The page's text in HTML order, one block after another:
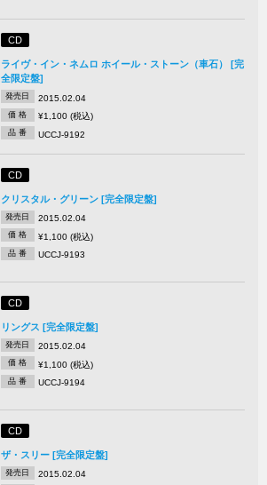
CD
ライヴ・イン・ネムロ ホイール・ストーン（車石） [完
全限定盤]
発売日 2015.02.04
価 格 ¥1,100 (税込)
品 番 UCCJ-9192
CD
クリスタル・グリーン [完全限定盤]
発売日 2015.02.04
価 格 ¥1,100 (税込)
品 番 UCCJ-9193
CD
リングス [完全限定盤]
発売日 2015.02.04
価 格 ¥1,100 (税込)
品 番 UCCJ-9194
CD
ザ・スリー [完全限定盤]
発売日 2015.02.04